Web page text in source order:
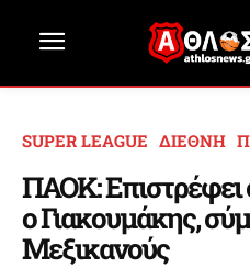
SUPER LEAGUE ΔΙΕΘΝΗ
ΠΑΟΚ:
ο Γιακουμάκης,
Μεξικανούς